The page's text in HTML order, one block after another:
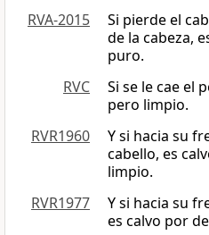
RVA-2015
Si pierde el
de la cabeza,
puro.
RVC
Si se le cae el
pero limpio.
RVR1960
Y si hacia su
cabello, es
limpio.
RVR1977
Y si hacia su
es calvo por